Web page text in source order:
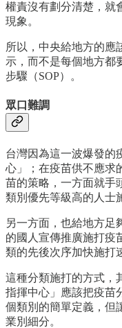
權責沒有劃分清楚，就
現象。
所以，中央給地方的應
示，而不是每個地方都
步驟（SOP）。
眾口難調
台灣因為這一波爆發的
心」；在疫苗供不應求
苗的策略，一方面就手
類別優先等級高的人士
另一方面，也給地方足
的國人宣傳推廣施打疫
類的先後次序加快施打
這種分類施打的方式，
指揮中心」應該把疫苗
個類別的簡單定義，但
業別細分。